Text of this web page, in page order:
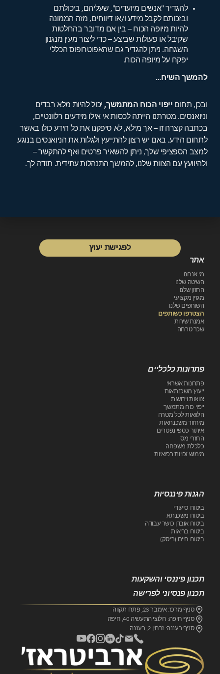
להגדיר "אנשים מיועדים", שעליהם, ביכולתם
ובזכותם לקבל מידע ו/או דיווחים, מזה הממונה
להיות מיופה הכוח – בין אם מדובר בהחלטות
שקיבל או פעולות שביצע – כדי ליצור מעין מנגנון
השגחה. ניתן להגדיר גם שהאפוטרופוס הכללי
יפקח על מיופה הכוח.
להמשך השיח…
ובכן, תחום ייפוי הכוח המתמשך, יכול להיות מלא רבדים
וניואנסים. מטרתנו הייתה לכסות אי אילו מידעים רלוונטיים,
בכתבה קצרה זו – אך מילא, לא סיפקנו את כל הידע כולו באשר
לתחום הידע. באם יש רצון להתייעץ ולגלות את הניואנסים בנוגע
למצב הספציפי שלך, ניתן להשאיר פרטים ואף להתקשר –
ולהיוועץ עם הצוות שלנו, להמשך התנהלות עתידית. תודה לך.
אתר
מי אנחנו
השיטה שלנו
החזון שלנו
מגזין מקצועי
השותפים שלנו
הצטרפו כשותפים
אמנת שירות
שכר טרחה
פתרונות כלכליים
פתרונות אשראי
ייעוץ משכנתאות
צוואות וירושות
ייפוי כוח מתמשך
הלוואות לכל מטרה
מיחזור משכנתאות
איתור כספי נפטרים
החזרי מס
כלכלת משפחה
מימוש זכויות רפואיות
הגנות פיננסיות
ביטוח סיעודי
ביטוח משכנתא
ביטוח אובדן כושר עבודה
ביטוח בריאות
ביטוח חיים (ריסק)
תכנון פיננסי והשקעות
תכנון פנסיוני לפרישה
לפגישת יעוץ
לפגישת יעוץ
סניף מרכז: אימבר 23, פתח תקווה
סניף חיפה: חלוצי התעשיה 40, חיפה
סניף רעננה: זרחין 2, רעננה